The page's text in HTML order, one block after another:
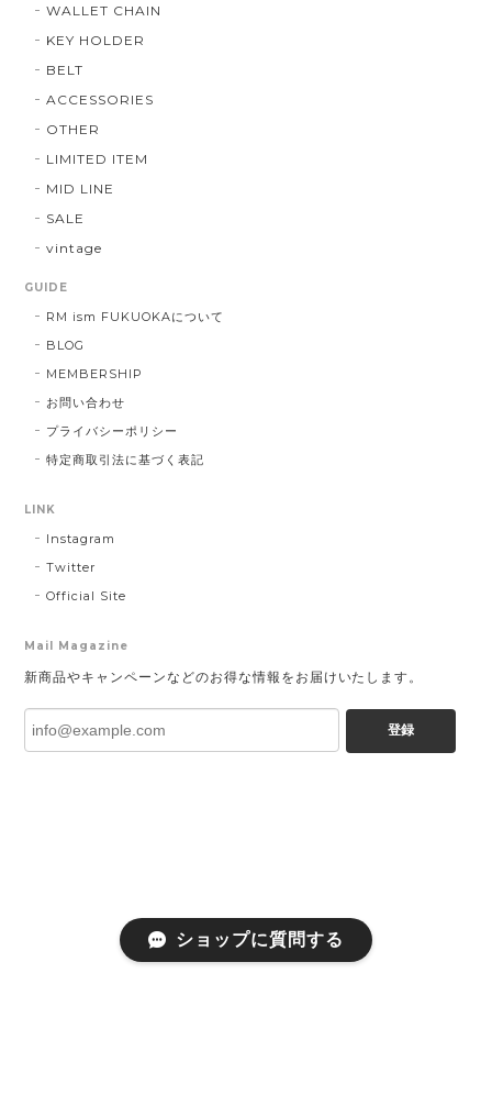
WALLET CHAIN
KEY HOLDER
BELT
ACCESSORIES
OTHER
LIMITED ITEM
MID LINE
SALE
vintage
GUIDE
RM ism FUKUOKAについて
BLOG
MEMBERSHIP
お問い合わせ
プライバシーポリシー
特定商取引法に基づく表記
LINK
Instagram
Twitter
Official Site
Mail Magazine
新商品やキャンペーンなどのお得な情報をお届けいたします。
登録
ショップに質問する